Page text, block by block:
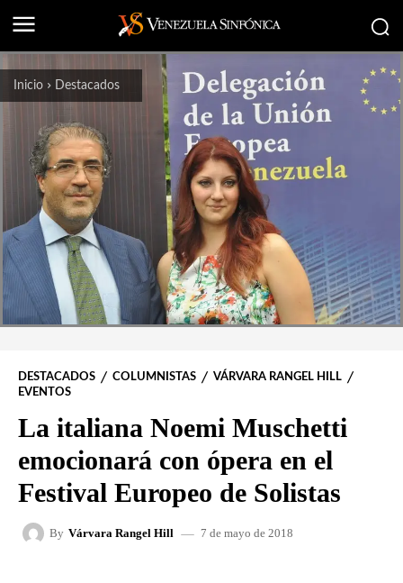
Inicio Destacados
DESTACADOS COLUMNISTAS
VÁRVARA RANGEL HILL
EVENTOS
La italiana Noemi Muschetti
emocionará con ópera en el
Festival Europeo de Solistas
By Várvara Rangel Hill 7 de mayo de 2018